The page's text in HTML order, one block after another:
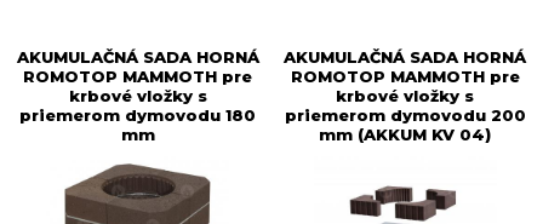
AKUMULAČNÁ SADA HORNÁ
ROMOTOP MAMMOTH pre
krbové vložky s
priemerom dymovodu 180
mm
AKUMULAČNÁ SADA HORNÁ
ROMOTOP MAMMOTH pre
krbové vložky s
priemerom dymovodu 200
mm (AKKUM KV 04)